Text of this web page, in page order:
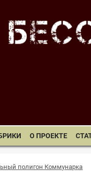
О ПРОЕКТЕ
полигон Коммунарка